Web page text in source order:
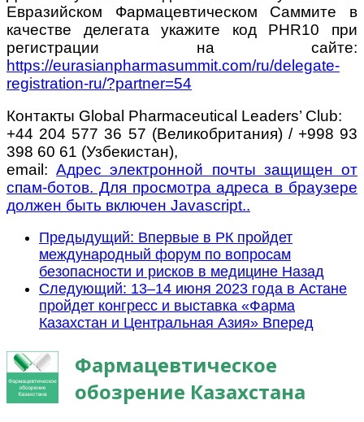
Евразийском Фармацевтическом Саммите в
качестве делегата укажите код PHR10 при
регистрации на сайте:
https://eurasianpharmasummit.com/ru/delegate-
registration-ru/?partner=54
Контакты Global Pharmaceutical Leaders’ Club:
+44 204 577 36 57 (Великобритания) / +998 93
398 60 61 (Узбекистан),
email:Адрес электронной почты защищен от
спам-ботов. Для просмотра адреса в браузере
должен быть включен Javascript..
Предыдущий: Впервые в РК пройдет
международный форум по вопросам
безопасности и рисков в медицине Назад
Следующий: 13–14 июня 2023 года в Астане
пройдет конгресс и выставка «Фарма
Казахстан и Центральная Азия» Вперед
Фармацевтическое
обозрение Казахстана